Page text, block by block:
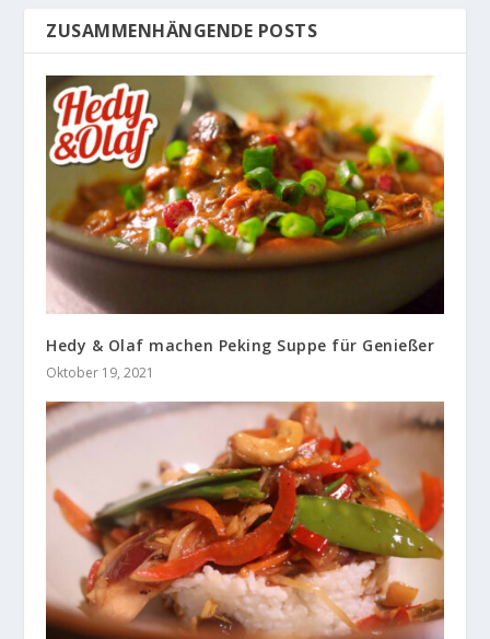
ZUSAMMENHÄNGENDE POSTS
Hedy & Olaf machen Peking Suppe für Genießer
Oktober 19, 2021